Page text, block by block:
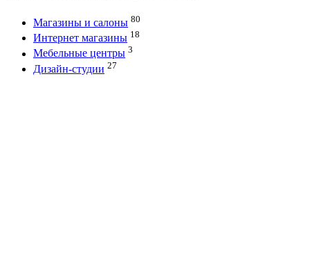
Магазины и салоны 80
Интернет магазины 18
Мебельные центры 3
Дизайн-студии 27